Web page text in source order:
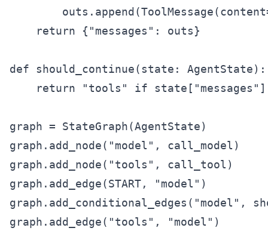
    return {"messages": outs}
def should_continue(state: AgentState):
return "tools" if
graph = StateGraph(AgentState)
graph.add_node("model", call_model)
graph.add_node("tools", call_tool)
graph.add_edge(START, "model")
graph.add_conditional_edges("model",
graph.add_edge("tools", "model")